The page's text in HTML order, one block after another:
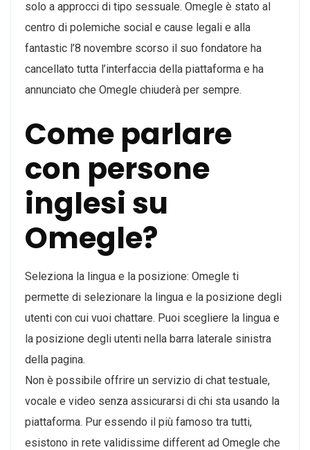
solo a approcci di tipo sessuale. Omegle è stato al
centro di polemiche social e cause legali e alla
fantastic l’8 novembre scorso il suo fondatore ha
cancellato tutta l’interfaccia della piattaforma e ha
annunciato che Omegle chiuderà per sempre.
Come parlare
con persone
inglesi su
Omegle?
Seleziona la lingua e la posizione: Omegle ti
permette di selezionare la lingua e la posizione degli
utenti con cui vuoi chattare. Puoi scegliere la lingua e
la posizione degli utenti nella barra laterale sinistra
della pagina.
Non è possibile offrire un servizio di chat testuale,
vocale e video senza assicurarsi di chi sta usando la
piattaforma. Pur essendo il più famoso tra tutti,
esistono in rete validissime different ad Omegle che